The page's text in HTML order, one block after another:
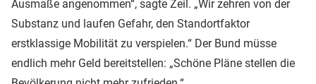
Ausmaße angenommen“, sagte Zeil. „Wir zehren von der
Substanz und laufen Gefahr, den Standortfaktor
erstklassige Mobilität zu verspielen.“ Der Bund müsse
endlich mehr Geld bereitstellen: „Schöne Pläne stellen die